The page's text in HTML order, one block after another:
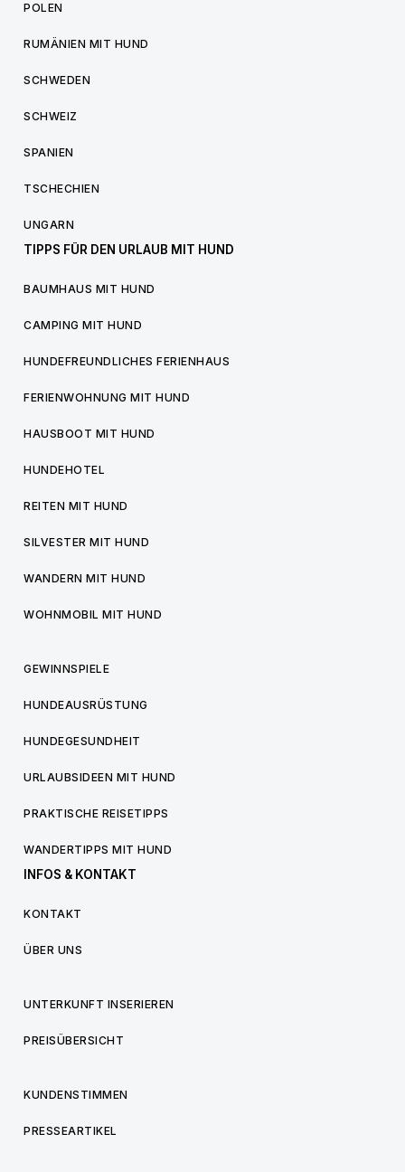
POLEN
RUMÄNIEN MIT HUND
SCHWEDEN
SCHWEIZ
SPANIEN
TSCHECHIEN
UNGARN
TIPPS FÜR DEN URLAUB MIT HUND
BAUMHAUS MIT HUND
CAMPING MIT HUND
HUNDEFREUNDLICHES FERIENHAUS
FERIENWOHNUNG MIT HUND
HAUSBOOT MIT HUND
HUNDEHOTEL
REITEN MIT HUND
SILVESTER MIT HUND
WANDERN MIT HUND
WOHNMOBIL MIT HUND
GEWINNSPIELE
HUNDEAUSRÜSTUNG
HUNDEGESUNDHEIT
URLAUBSIDEEN MIT HUND
PRAKTISCHE REISETIPPS
WANDERTIPPS MIT HUND
INFOS & KONTAKT
KONTAKT
ÜBER UNS
UNTERKUNFT INSERIEREN
PREISÜBERSICHT
KUNDENSTIMMEN
PRESSEARTIKEL